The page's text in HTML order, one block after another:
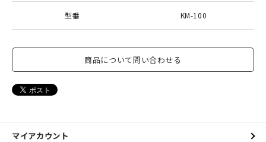
型番 KM-100
商品について問い合わせる
マイアカウント